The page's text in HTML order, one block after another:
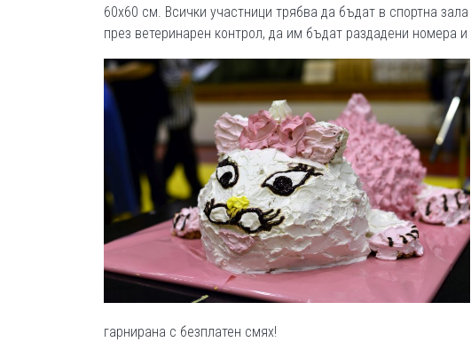
60х60 см. Всички участници трябва да бъдат в спортна
през ветеринарен контрол, да им бъдат раздадени номера и
гарнирана с безплатен смях!